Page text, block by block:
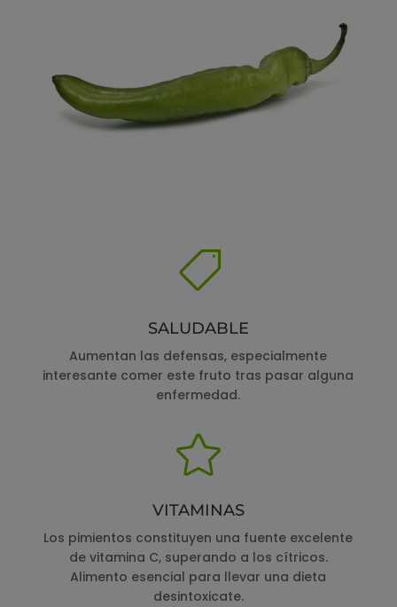

SALUDABLE
Aumentan las defensas, especialmente
interesante comer este fruto tras pasar alguna
enfermedad.

VITAMINAS
Los pimientos constituyen una fuente excelente
de vitamina C, superando a los cítricos.
Alimento esencial para llevar una dieta
desintoxicate.